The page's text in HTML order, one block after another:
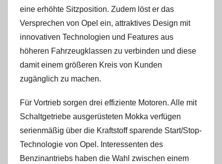
eine erhöhte Sitzposition. Zudem löst er das
Versprechen von Opel ein, attraktives Design mit
innovativen Technologien und Features aus
höheren Fahrzeugklassen zu verbinden und diese
damit einem größeren Kreis von Kunden
zugänglich zu machen.
Für Vortrieb sorgen drei effiziente Motoren. Alle mit
Schaltgetriebe ausgerüsteten Mokka verfügen
serienmäßig über die Kraftstoff sparende Start/Stop-
Technologie von Opel. Interessenten des
Benzinantriebs haben die Wahl zwischen einem